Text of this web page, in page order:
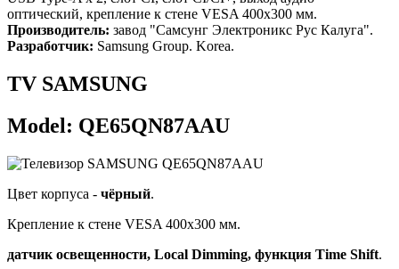
оптический, крепление к стене VESA 400x300 мм.
Производитель: завод "Самсунг Электроникс Рус Калуга".
Разработчик: Samsung Group. Korea.
TV SAMSUNG
Model: QE65QN87AAU
Цвет корпуса - чёрный.
Крепление к стене VESA 400x300 мм.
датчик освещенности, Local Dimming, функция Time Shift.